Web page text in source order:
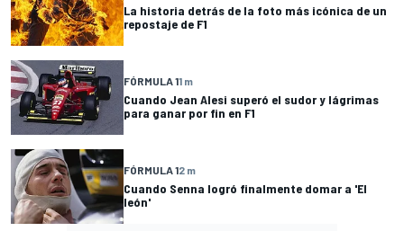
La historia detrás de la foto más icónica de un
repostaje de F1
FÓRMULA 11 m
Cuando Jean Alesi superó el sudor y lágrimas
para ganar por fin en F1
FÓRMULA 12 m
Cuando Senna logró finalmente domar a 'El
león'